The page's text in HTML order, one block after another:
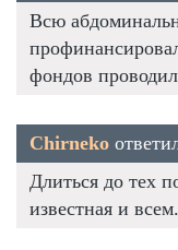
Всю
фондов
Chirneko
Длиться до тех
известная и всем.